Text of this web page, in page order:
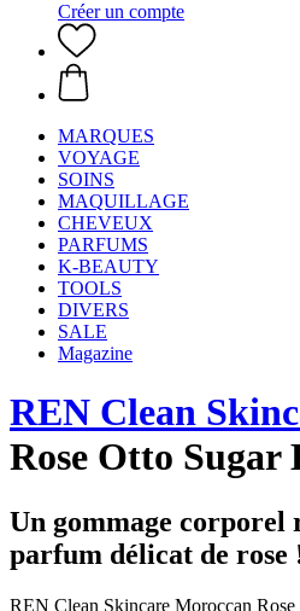
Créer un compte
MARQUES
VOYAGE
SOINS
MAQUILLAGE
CHEVEUX
PARFUMS
K-BEAUTY
TOOLS
DIVERS
SALE
Magazine
REN Clean
Rose Otto Sugar
Un gommage corporel
parfum délicat de rose
REN Clean Skincare Moroccan